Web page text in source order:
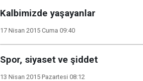
Kalbimizde yaşayanlar
17 Nisan 2015 Cuma 09:40
Spor, siyaset ve şiddet
13 Nisan 2015 Pazartesi 08:12